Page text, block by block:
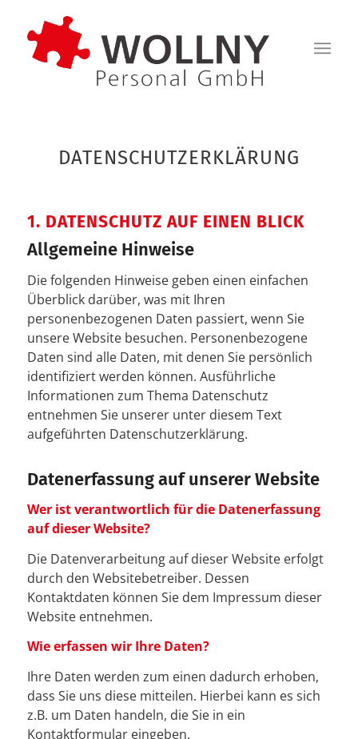
DATENSCHUTZERKLÄRUNG
1. DATENSCHUTZ AUF EINEN BLICK
Allgemeine Hinweise
Die folgenden Hinweise geben einen einfachen
Überblick darüber, was mit Ihren
personenbezogenen Daten passiert, wenn Sie
unsere Website besuchen. Personenbezogene
Daten sind alle Daten, mit denen Sie persönlich
identifiziert werden können. Ausführliche
Informationen zum Thema Datenschutz
entnehmen Sie unserer unter diesem Text
aufgeführten Datenschutzerklärung.
Datenerfassung auf unserer Website
Wer ist verantwortlich für die Datenerfassung
auf dieser Website?
Die Datenverarbeitung auf dieser Website erfolgt
durch den Websitebetreiber. Dessen
Kontaktdaten können Sie dem Impressum dieser
Website entnehmen.
Wie erfassen wir Ihre Daten?
Ihre Daten werden zum einen dadurch erhoben,
dass Sie uns diese mitteilen. Hierbei kann es sich
z.B. um Daten handeln, die Sie in ein
Kontaktformular eingeben.